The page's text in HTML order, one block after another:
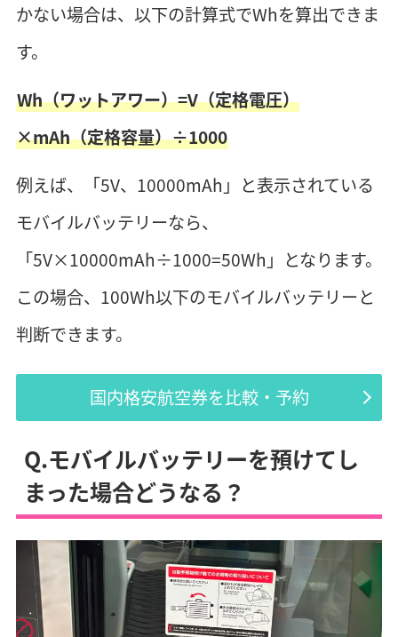
かない場合は、以下の計算式でWhを算出できま
す。
Wh（ワットアワー）=V（定格電圧）
×mAh（定格容量）÷1000
例えば、「5V、10000mAh」と表示されている
モバイルバッテリーなら、
「5V×10000mAh÷1000=50Wh」となります。
この場合、100Wh以下のモバイルバッテリーと
判断できます。
国内格安航空券を比較・予約
Q.モバイルバッテリーを預けてし
まった場合どうなる？